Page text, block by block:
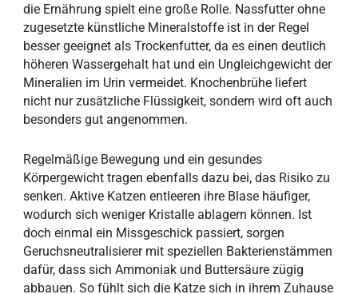
die Ernährung spielt eine große Rolle. Nassfutter ohne
zugesetzte künstliche Mineralstoffe ist in der Regel
besser geeignet als Trockenfutter, da es einen deutlich
höheren Wassergehalt hat und ein Ungleichgewicht der
Mineralien im Urin vermeidet. Knochenbrühe liefert
nicht nur zusätzliche Flüssigkeit, sondern wird oft auch
besonders gut angenommen.
Regelmäßige Bewegung und ein gesundes
Körpergewicht tragen ebenfalls dazu bei, das Risiko zu
senken. Aktive Katzen entleeren ihre Blase häufiger,
wodurch sich weniger Kristalle ablagern können. Ist
doch einmal ein Missgeschick passiert, sorgen
Geruchsneutralisierer mit speziellen Bakterienstämmen
dafür, dass sich Ammoniak und Buttersäure zügig
abbauen. So fühlt sich die Katze sich in ihrem Zuhause